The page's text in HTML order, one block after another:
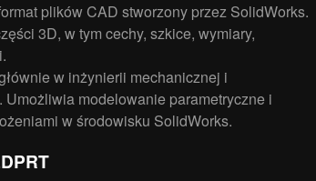
plików CAD stworzony przez SolidWorks.
3D, w tym cechy, szkice, wymiary,
w inżynierii mechanicznej i
Umożliwia modelowanie parametryczne i
w środowisku SolidWorks.